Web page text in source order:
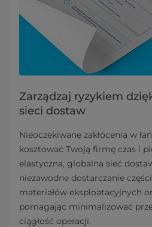
Zarządzaj ryzykiem
sieci dostaw
Nieoczekiwane zakłócenia w
kosztować Twoją firmę czas i
elastyczna, globalna sieć
niezawodne dostarczanie
materiałów eksploatacyjnych
pomagając minimalizować
ciągłość operacji.